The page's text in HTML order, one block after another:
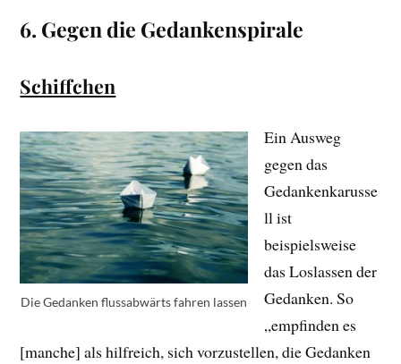
6. Gegen die Gedankenspirale
Schiffchen
Die Gedanken flussabwärts fahren lassen
Ein Ausweg
gegen das
Gedankenkarusse
ll ist
beispielsweise
das Loslassen der
Gedanken. So
„empfinden es
[manche] als hilfreich, sich vorzustellen, die Gedanken